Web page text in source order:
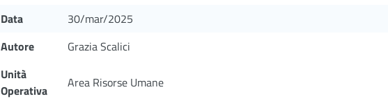
Data
30/mar/2025
Autore
Grazia Scalici
Unità
Operativa
Area Risorse Umane